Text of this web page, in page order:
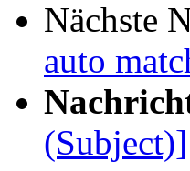
Nächste
auto
(Subject)]